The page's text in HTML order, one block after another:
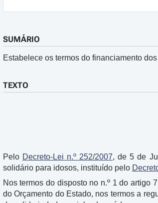
SUMÁRIO
Estabelece os termos do financiamento
TEXTO
Pelo Decreto-Lei n.º 252/2007, de 5 de
solidário para idosos, instituído pelo
Nos termos do disposto no n.º 1 do artigo
do Orçamento do Estado, nos termos a